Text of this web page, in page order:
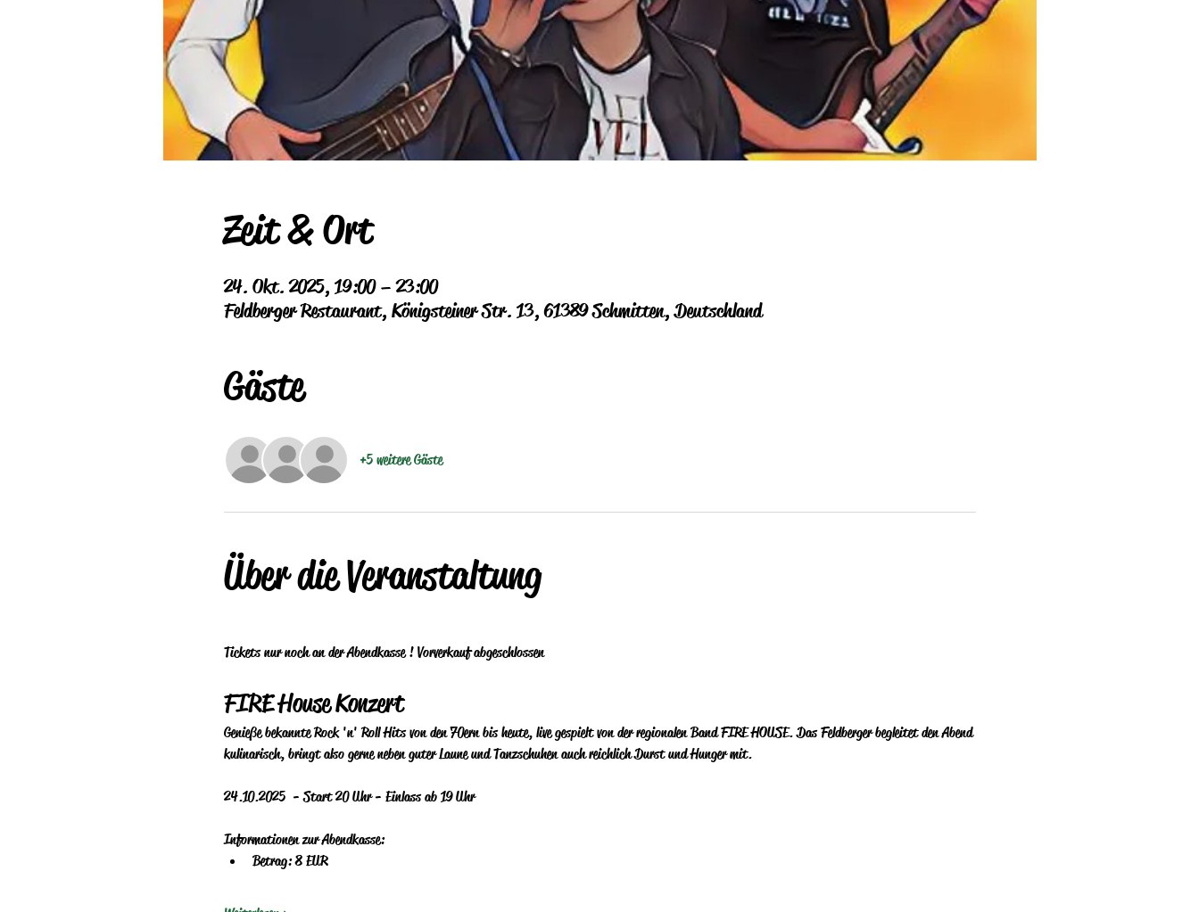
Zeit & Ort
24. Okt. 2025, 19:00 – 23:00
Feldberger Restaurant, Königsteiner Str. 13, 61389 Schmitten, Deutschland
Gäste
+5 weitere Gäste
Über die Veranstaltung
Tickets nur noch an der Abendkasse ! Vorverkauf abgeschlossen
FIRE House Konzert
Genieße bekannte Rock 'n' Roll Hits von den 70ern bis heute, live gespielt von der regionalen Band FIRE HOUSE. Das Feldberger begleitet den Abend
kulinarisch, bringt also gerne neben guter Laune und Tanzschuhen auch reichlich Durst und Hunger mit.
24.10.2025  - Start 20 Uhr - Einlass ab 19 Uhr
Informationen zur Abendkasse:
Betrag: 8 EUR